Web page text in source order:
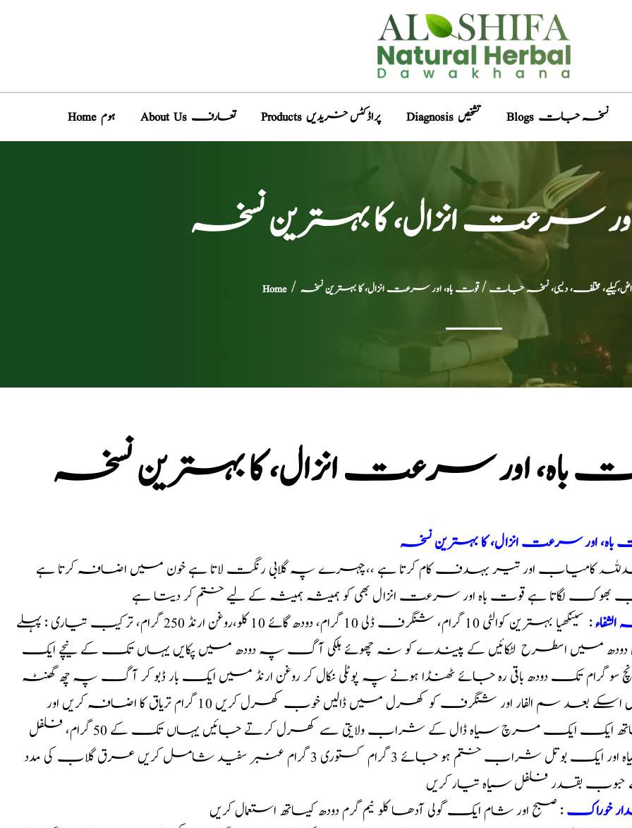
Home ہوم About Us تعارف Products پراڈکٹس خریدیں Diagnosis تشخیص Blogs نسخہ جات
سرعت انزال، کا بہترین نسخہ
Home/ مختلف، دیسی، نسخہ جات / قوت باہ، اور سرعت انزال، کا بہترین نسخہ
باہ، اور سرعت انزال، کا بہترین نسخہ
باہ، اور سرعت انزال، کا بہترین نسخہ
کامیاب اور تیر بہدف کام کرتا ہے ،،چہرے پہ گلابی رنگت لاتا ہے خون میں اضافہ کرتا ہے
بھوک لگاتا ہے قوت باہ اور سرعت انزال بھی کو ہمیشہ ہمیشہ کے لیے ختم کر دیتا ہے
الشفاء
: سینکھیا بہترین کوالٹی 10 گرام، شنگرف ڈلی 10 گرام، دودھ گائے 10 کلو،روغن ارنڈ 250 گرام، ترکیب تیاری : پہلے
دودھ میں اسطرح لٹکائیں کے پیندے کو نہ چھوئے ہلکی آگ پہ دودھ میں پکایں یہاں تک کے نیچے ایک
سو گرام تک دودھ باقی رہ جائے ٹھنڈا ہونے پہ پوٹلی نکال کر روغن ارنڈ میں ایک بار ڈبو کر آگ پہ چھ گھنٹہ
پکائیں اسکے بعد سم الفار اور شنگرف کو کھرل میں ڈالیں خوب کھرل کریں 10 گرام تریاق کا اضافہ کریں اور
ساتھ ایک ایک مرچ سیاہ ڈال کے شراب ولایتی سے کھرل کرتے جائیں یہاں تک کے 50 گرام، فلفل
سیاہ اور ایک بوتل شراب ختم ہو جائے 3 گرام کستوری 3 گرام عنبر سفید شامل کریں عرق گلاب کی مدد
خوراک: صبح اور شام ایک گولی آدھا کلو نیم گرم دودھ کیساتھ استعمال کریں